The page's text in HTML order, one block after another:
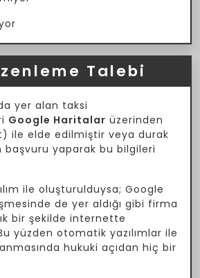
Talebi
yer alan taksi
Google Haritalar üzerinden
ile elde edilmiştir veya durak
başvuru yaparak bu bilgileri
ile oluşturulduysa; Google
de yer aldığı gibi firma
bir şekilde internette
yüzden otomatik yazılımlar ile
hukuki açıdan hiç bir